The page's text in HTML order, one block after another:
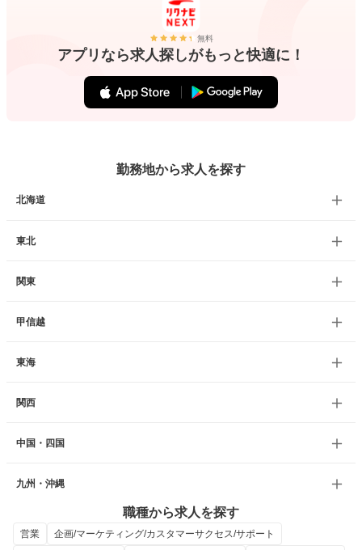
無料
アプリなら求人探しがもっと快適に！
勤務地から求人を探す
北海道
東北
関東
甲信越
東海
関西
中国・四国
九州・沖縄
職種から求人を探す
営業
企画/マーケティング/カスタマーサクセス/サポート